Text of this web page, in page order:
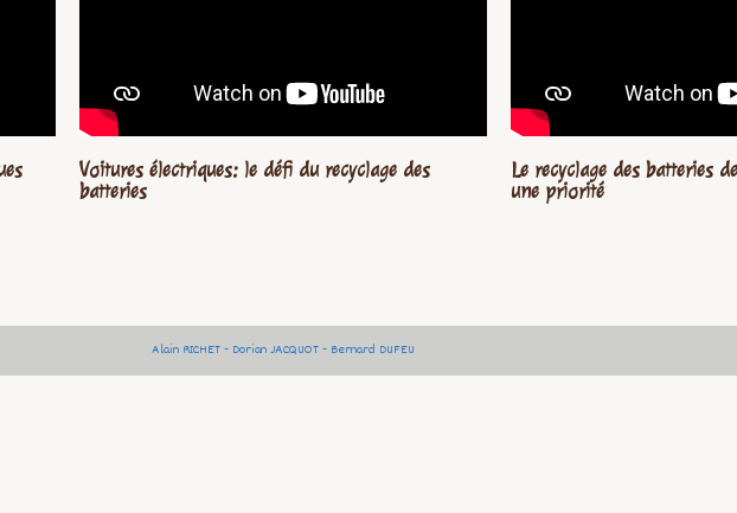
Voitures électriques: le défi du recyclage des
batteries
Le recyclage des batteries
une priorité
Alain RICHET - Dorian JACQUOT - Bernard DUFEU